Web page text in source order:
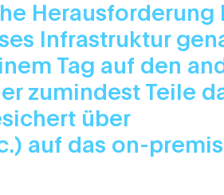
Herausforderung
Infrastruktur
Tag auf den
zumindest Teile
über
auf das on-